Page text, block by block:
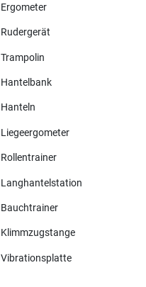
Ergometer
Rudergerät
Trampolin
Hantelbank
Hanteln
Liegeergometer
Rollentrainer
Langhantelstation
Bauchtrainer
Klimmzugstange
Vibrationsplatte